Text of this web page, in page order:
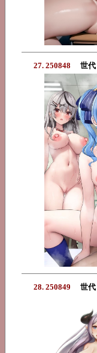
27. 250848 世代
28. 250849 世代